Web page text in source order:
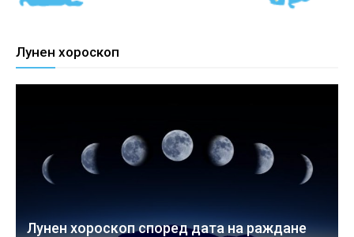
Лунен хороскоп
Лунен хороскоп според дата на раждане